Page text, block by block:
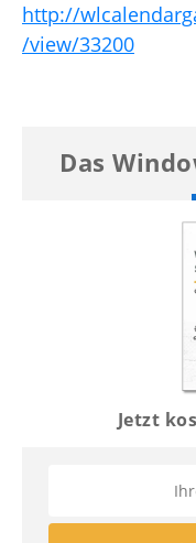
http://
/view/33200